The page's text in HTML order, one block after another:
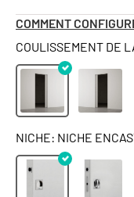
COMMENT
COULISSEMENT DE
NICHE: NICHE